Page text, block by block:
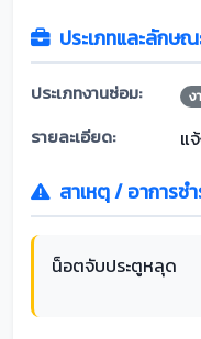
ประเภทและลักษณ
ประเภทงานซ่อม: ง
รายละเอียด: แ
สาเหตุ / อาการช
น็อตจับประตูหลุด